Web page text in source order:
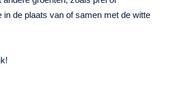
in de plaats van of samen met de witte